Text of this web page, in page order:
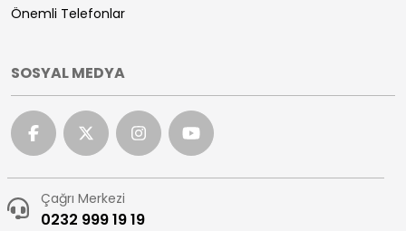
Önemli Telefonlar
SOSYAL MEDYA
Çağrı Merkezi
0232 999 19 19